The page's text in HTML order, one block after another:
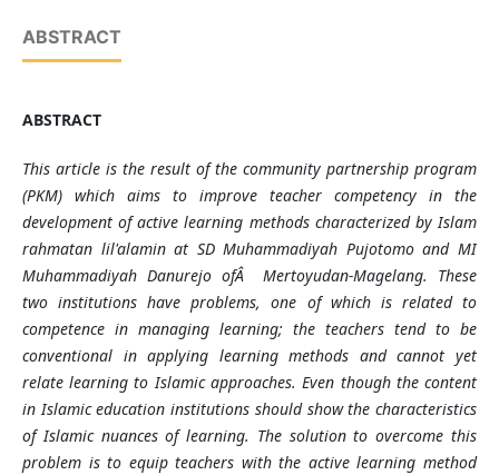
ABSTRACT
ABSTRACT
This article is the result of the community partnership program
(PKM) which aims to improve teacher competency in the
development of active learning methods characterized by Islam
rahmatan lil'alamin at SD Muhammadiyah Pujotomo and MI
Muhammadiyah DanurejoofÂMertoyudan-Magelang. These
two institutions have problems, one of which is related to
competence in managing learning; the teachers tend to be
conventional in applying learning methods and cannot yet
relate learning to Islamic approaches. Even though the content
in Islamic education institutions should show the characteristics
of Islamic nuances of learning. The solution to overcome this
problem is to equip teachers with the active learning method